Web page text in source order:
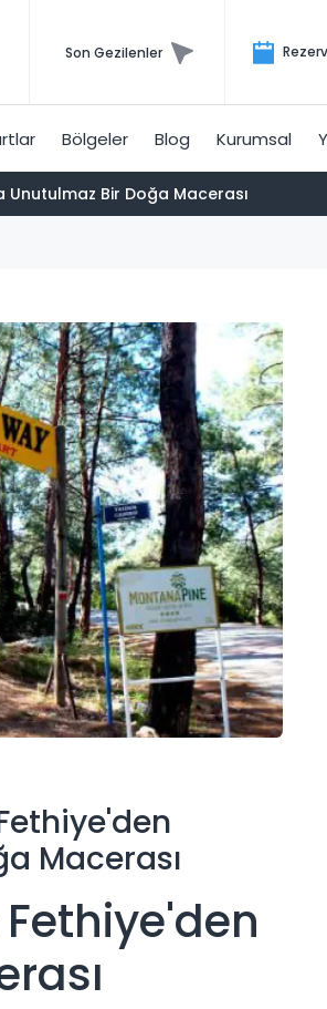
Son Gezilenler
Bölgeler Blog Kurumsal
Unutulmaz Bir Doğa Macerası
Macerası